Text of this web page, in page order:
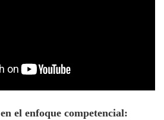
el enfoque competencial: